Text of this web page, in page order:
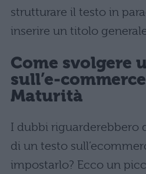
strutturare il testo in
inserire un titolo
Come svolgere
sull’e-
Maturità
I dubbi riguarderebbero
di un testo
impostarlo? Ecco un